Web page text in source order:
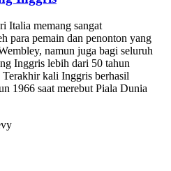
Italia memang sangat
para pemain dan penonton yang
namun juga bagi seluruh
Inggris lebih dari 50 tahun
kali Inggris berhasil
1966 saat merebut Piala Dunia